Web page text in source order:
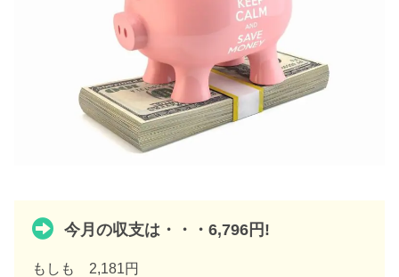
今月の収支は・・・6,796円!
もしも 2,181円